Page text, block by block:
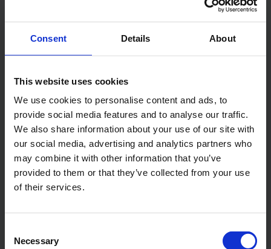
Consent Details About
This website uses cookies
We use cookies to personalise content and ads, to
provide social media features and to analyse our traffic.
We also share information about your use of our site with
our social media, advertising and analytics partners who
may combine it with other information that you’ve
provided to them or that they’ve collected from your use
of their services.
Selection
Necessary
Handi-Move Tilbeugel® Tildoeken